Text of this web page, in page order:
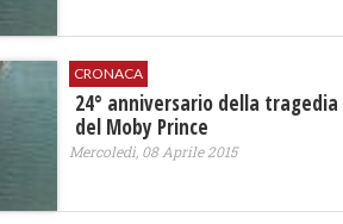
CRONACA
24° anniversario della tragedia
del Moby Prince
Mercoledì, 08 Aprile 2015